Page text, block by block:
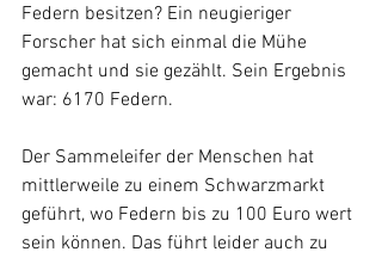
Federn besitzen? Ein neugieriger
Forscher hat sich einmal die Mühe
gemacht und sie gezählt. Sein Ergebnis
war: 6170 Federn.
Der Sammeleifer der Menschen hat
mittlerweile zu einem Schwarzmarkt
geführt, wo Federn bis zu 100 Euro wert
sein können. Das führt leider auch zu